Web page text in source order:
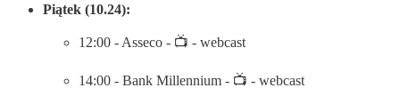
Piątek (10.24):
12:00 - Asseco - 📺 - webcast
14:00 - Bank Millennium - 📺 - webcast